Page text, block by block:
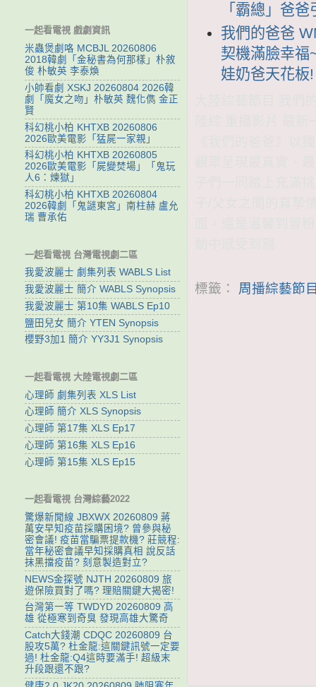
「霸總」爸
我們的爸爸
契機滿臉幸福
娃奶爸天花板!
標籤： 周播綜藝節
一起看電視 戲劇資訊
米蟲煲劇咯 MCBJL 20260806
2018韓劇「金秘書為何那樣」朴敘
俊 朴敏英 李泰煥
小帥看劇 XSKJ 20260804 2026韓
劇「魔女之吻」朴敏英 魏化儁 金正
賢
科幻桃小柏 KHTXB 20260806
2026歐美電影「猛屍一家親」
科幻桃小柏 KHTXB 20260805
2026歐美電影「屍變焚場」「鬼玩
人6：煉獄」
科幻桃小柏 KHTXB 20260804
2026韓劇「鬼謎東宮」南柱赫 盧允
瑞 曹承佑
一起看電視 台灣電視劇二區
我愛波麗士 劇集列表 WABLS List
我愛波麗士 簡介 WABLS Synopsis
我愛波麗士 第10集 WABLS Ep10
鹽田兒女 簡介 YTEN Synopsis
櫻野3加1 簡介 YY3J1 Synopsis
一起看電視 大陸電視劇二區
心理師 劇集列表 XLS List
心理師 簡介 XLS Synopsis
心理師 第17集 XLS Ep17
心理師 第16集 XLS Ep16
心理師 第15集 XLS Ep15
一起看電視 台灣綜藝2022
驚爆新聞線 JBXWX 20260809 蔣
萬安早知疫苗採購困境? 曾參與秘
密會議! 疫苗當騙票提款機? 莊競程:
當年秘密會議早知採購真相 說反話
抹黑擋疫苗? 刻意製造對立?
NEWS金探號 NJTH 20260809 旅
遊保險買對了嗎? 理賠關鍵大揭密!
台灣第一等 TWDYD 20260809 高
雄 從極寒到奇臭 發現高雄大驚奇
Catch大錢潮 CDQC 20260809 台
股攻5萬? 杜金龍:這關鍵訊號一定要
過! 杜金龍:Q4這時要滿手! 超級末
升段跟還不跟?